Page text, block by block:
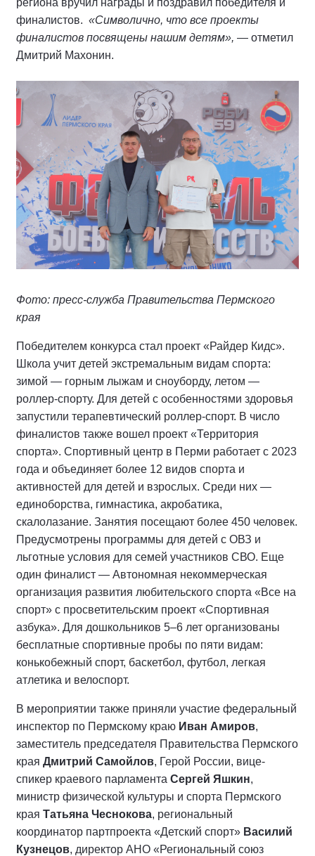
региона вручил награды и поздравил победителя и
финалистов. «Символично, что все проекты
финалистов посвящены нашим детям», — отметил
Дмитрий Махонин.
Фото: пресс-служба Правительства Пермского
края
Победителем конкурса стал проект «Райдер Кидс».
Школа учит детей экстремальным видам спорта:
зимой — горным лыжам и сноуборду, летом —
роллер-спорту. Для детей с особенностями здоровья
запустили терапевтический роллер-спорт. В число
финалистов также вошел проект «Территория
спорта». Спортивный центр в Перми работает с 2023
года и объединяет более 12 видов спорта и
активностей для детей и взрослых. Среди них —
единоборства, гимнастика, акробатика,
скалолазание. Занятия посещают более 450 человек.
Предусмотрены программы для детей с ОВЗ и
льготные условия для семей участников СВО. Еще
один финалист — Автономная некоммерческая
организация развития любительского спорта «Все на
спорт» с просветительским проект «Спортивная
азбука». Для дошкольников 5–6 лет организованы
бесплатные спортивные пробы по пяти видам:
конькобежный спорт, баскетбол, футбол, легкая
атлетика и велоспорт.
В мероприятии также приняли участие федеральный
инспектор по Пермскому краю Иван Амиров,
заместитель председателя Правительства Пермского
края Дмитрий Самойлов, Герой России, вице-
спикер краевого парламента Сергей Яшкин,
министр физической культуры и спорта Пермского
края Татьяна Чеснокова, региональный
координатор партпроекта «Детский спорт» Василий
Кузнецов, директор АНО «Региональный союз